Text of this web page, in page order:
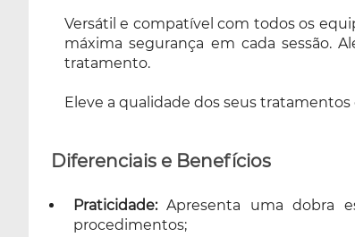
Versátil e compatível com todos os
máxima segurança em cada sessão.
tratamento.
Eleve a qualidade dos seus
Diferenciais e Benefícios
Praticidade:Apresenta uma dobra
procedimentos;